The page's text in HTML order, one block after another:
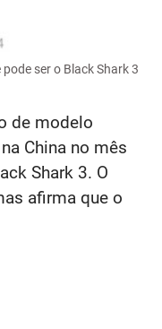
ser o Black Shark 3
de modelo
China no mês
Shark 3. O
afirma que o